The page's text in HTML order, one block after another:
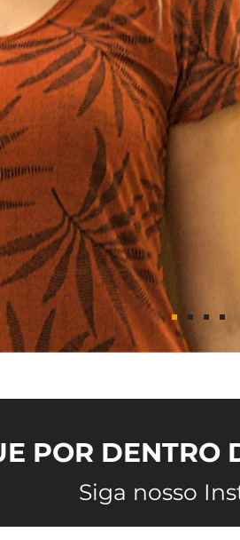
POR DENTRO
Siga nosso